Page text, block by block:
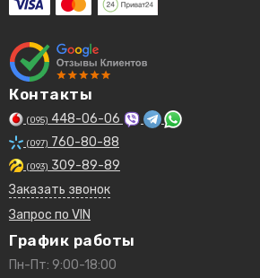
Контакты
(095) 448-06-06
(097) 760-80-88
(093) 309-89-89
Заказать звонок
Запрос по VIN
График работы
Пн-Пт: 9:00-18:00